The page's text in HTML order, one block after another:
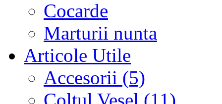
Cocarde
Marturii nunta
Articole Utile
Accesorii (5)
Coltul Vesel (11)